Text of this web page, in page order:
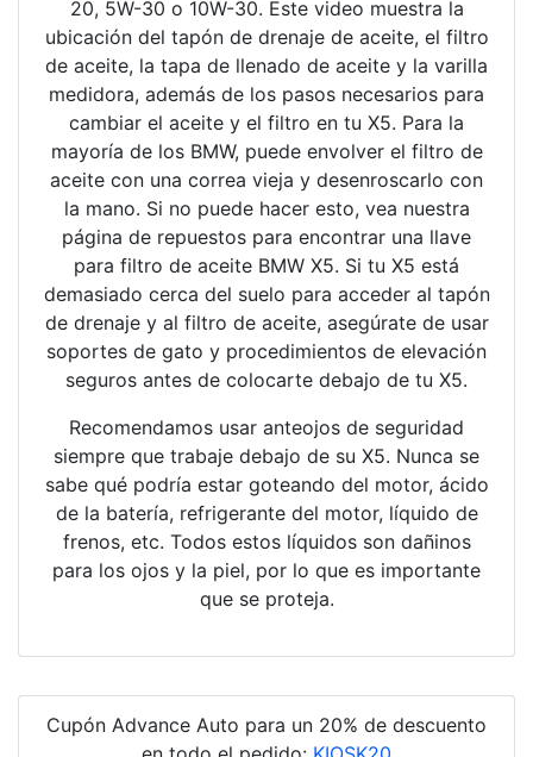
20, 5W-30 o 10W-30. Este video muestra la
ubicación del tapón de drenaje de aceite, el filtro
de aceite, la tapa de llenado de aceite y la varilla
medidora, además de los pasos necesarios para
cambiar el aceite y el filtro en tu X5. Para la
mayoría de los BMW, puede envolver el filtro de
aceite con una correa vieja y desenroscarlo con
la mano. Si no puede hacer esto, vea nuestra
página de repuestos para encontrar una llave
para filtro de aceite BMW X5. Si tu X5 está
demasiado cerca del suelo para acceder al tapón
de drenaje y al filtro de aceite, asegúrate de usar
soportes de gato y procedimientos de elevación
seguros antes de colocarte debajo de tu X5.
Recomendamos usar anteojos de seguridad
siempre que trabaje debajo de su X5. Nunca se
sabe qué podría estar goteando del motor, ácido
de la batería, refrigerante del motor, líquido de
frenos, etc. Todos estos líquidos son dañinos
para los ojos y la piel, por lo que es importante
que se proteja.
Cupón Advance Auto para un 20% de descuento